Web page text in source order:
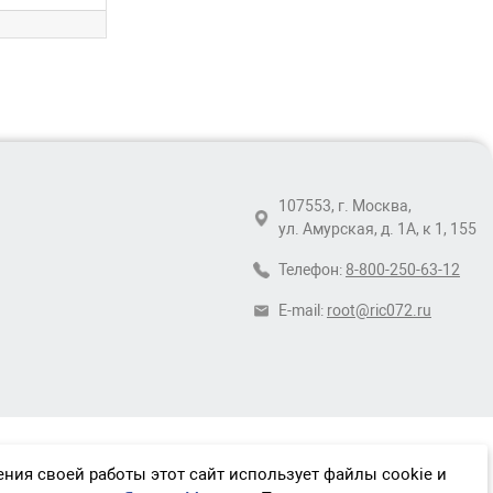
107553, г. Москва,
ул. Амурская, д. 1А, к 1, 155
Телефон: 8-800-250-63-12
E-mail: root@ric072.ru
своей работы этот сайт использует файлы cookie и